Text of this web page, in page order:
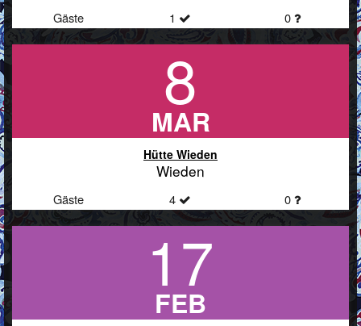
Gäste 1 0
8
MAR
Hütte Wieden
Wieden
Gäste 4 0
17
FEB